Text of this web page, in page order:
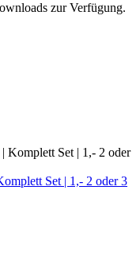
zur Verfügung.
Set | 1,- 2 oder 3